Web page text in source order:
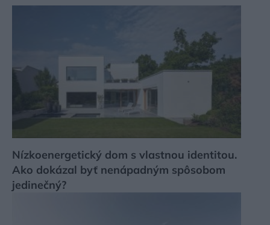
Nízkoenergetický dom s vlastnou identitou.
Ako dokázal byť nenápadným spôsobom
jedinečný?